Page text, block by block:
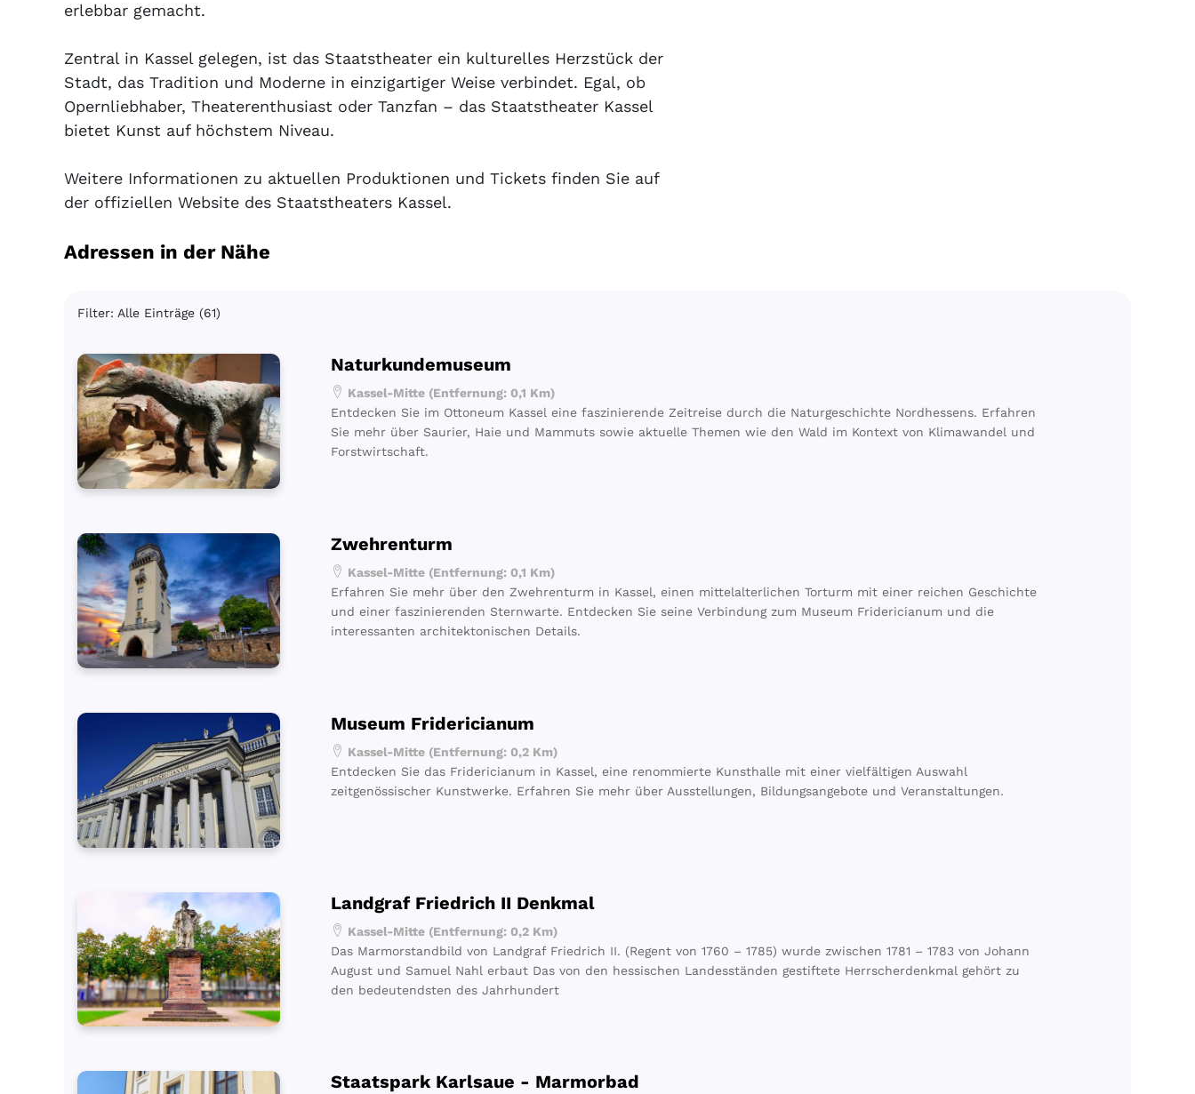
erlebbar gemacht.
Zentral in Kassel gelegen, ist das Staatstheater ein kulturelles Herzstück der
Stadt, das Tradition und Moderne in einzigartiger Weise verbindet. Egal, ob
Opernliebhaber, Theaterenthusiast oder Tanzfan – das Staatstheater Kassel
bietet Kunst auf höchstem Niveau.
Weitere Informationen zu aktuellen Produktionen und Tickets finden Sie auf
der offiziellen Website des Staatstheaters Kassel.
Adressen in der Nähe
Filter: Alle Einträge (61)
Naturkundemuseum
Kassel-Mitte (Entfernung: 0,1 Km)
Entdecken Sie im Ottoneum Kassel eine faszinierende Zeitreise durch die Naturgeschichte Nordhessens. Erfahren
Sie mehr über Saurier, Haie und Mammuts sowie aktuelle Themen wie den Wald im Kontext von Klimawandel und
Forstwirtschaft.
Zwehrenturm
Kassel-Mitte (Entfernung: 0,1 Km)
Erfahren Sie mehr über den Zwehrenturm in Kassel, einen mittelalterlichen Torturm mit einer reichen Geschichte
und einer faszinierenden Sternwarte. Entdecken Sie seine Verbindung zum Museum Fridericianum und die
interessanten architektonischen Details.
Museum Fridericianum
Kassel-Mitte (Entfernung: 0,2 Km)
Entdecken Sie das Fridericianum in Kassel, eine renommierte Kunsthalle mit einer vielfältigen Auswahl
zeitgenössischer Kunstwerke. Erfahren Sie mehr über Ausstellungen, Bildungsangebote und Veranstaltungen.
Landgraf Friedrich II Denkmal
Kassel-Mitte (Entfernung: 0,2 Km)
Das Marmorstandbild von Landgraf Friedrich II. (Regent von 1760 – 1785) wurde zwischen 1781 – 1783 von Johann
August und Samuel Nahl erbaut Das von den hessischen Landesständen gestiftete Herrscherdenkmal gehört zu
den bedeutendsten des Jahrhundert
Staatspark Karlsaue - Marmorbad